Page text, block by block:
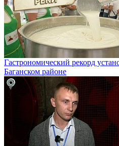
Гастрономический рекорд
Баганском районе